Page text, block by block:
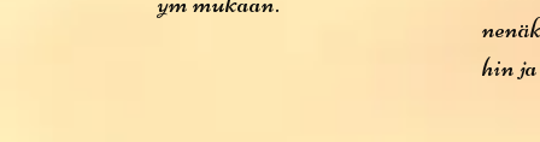
hin